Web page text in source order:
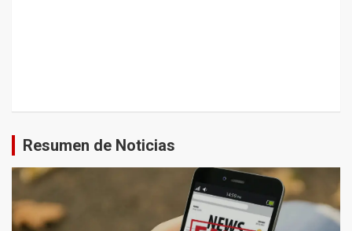
Resumen de Noticias